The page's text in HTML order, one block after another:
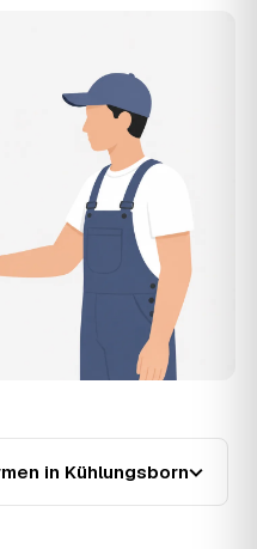
der Partner nach
in Kühlungsborn
in Kühlungsborn
Höchststand im Jahr
daraus nicht ableiten,
sich das aktuelle
von der weiteren
zwischen 800 und
aus Wohnfläche und
voll eingerichtete
senken den
Betrag für Ihre
in Kühlungsborn